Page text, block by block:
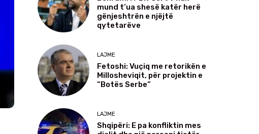
mund t’ua shesë katër herë
gënjeshtrën e njëjtë
qytetarëve
LAJME
Fetoshi: Vuçiq me retorikën e
Millosheviqit, për projektin e
“Botës Serbe”
LAJME
Shqipëri: E pa konfliktin mes